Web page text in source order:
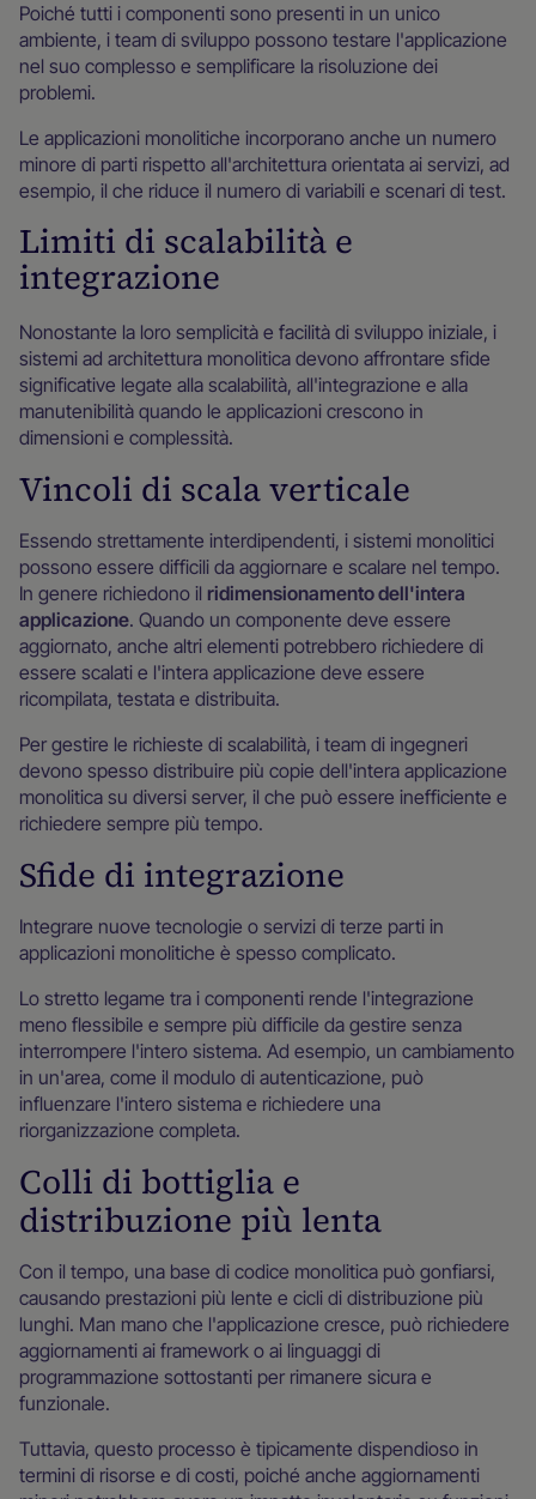
Poiché tutti i componenti sono presenti in un unico
ambiente, i team di sviluppo possono testare l'applicazione
nel suo complesso e semplificare la risoluzione dei
problemi.
Le applicazioni monolitiche incorporano anche un numero
minore di parti rispetto all'architettura orientata ai servizi, ad
esempio, il che riduce il numero di variabili e scenari di test.
Limiti di scalabilità e
integrazione
Nonostante la loro semplicità e facilità di sviluppo iniziale, i
sistemi ad architettura monolitica devono affrontare sfide
significative legate alla scalabilità, all'integrazione e alla
manutenibilità quando le applicazioni crescono in
dimensioni e complessità.
Vincoli di scala verticale
Essendo strettamente interdipendenti, i sistemi monolitici
possono essere difficili da aggiornare e scalare nel tempo.
In genere richiedono il ridimensionamento dell'intera
applicazione. Quando un componente deve essere
aggiornato, anche altri elementi potrebbero richiedere di
essere scalati e l'intera applicazione deve essere
ricompilata, testata e distribuita.
Per gestire le richieste di scalabilità, i team di ingegneri
devono spesso distribuire più copie dell'intera applicazione
monolitica su diversi server, il che può essere inefficiente e
richiedere sempre più tempo.
Sfide di integrazione
Integrare nuove tecnologie o servizi di terze parti in
applicazioni monolitiche è spesso complicato.
Lo stretto legame tra i componenti rende l'integrazione
meno flessibile e sempre più difficile da gestire senza
interrompere l'intero sistema. Ad esempio, un cambiamento
in un'area, come il modulo di autenticazione, può
influenzare l'intero sistema e richiedere una
riorganizzazione completa.
Colli di bottiglia e
distribuzione più lenta
Con il tempo, una base di codice monolitica può gonfiarsi,
causando prestazioni più lente e cicli di distribuzione più
lunghi. Man mano che l'applicazione cresce, può richiedere
aggiornamenti ai framework o ai linguaggi di
programmazione sottostanti per rimanere sicura e
funzionale.
Tuttavia, questo processo è tipicamente dispendioso in
termini di risorse e di costi, poiché anche aggiornamenti